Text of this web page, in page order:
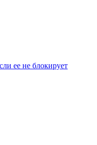
ее не блокирует